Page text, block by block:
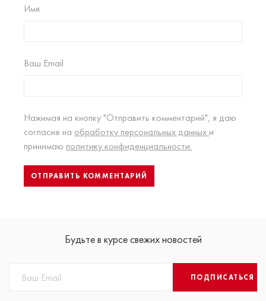
Имя
Ваш Email
Нажимая на кнопку "Отправить комментарий", я даю
согласие на обработку персональных данных и
принимаю политику конфиденциальности.
Будьте в курсе свежих новостей
ПОДПИСАТЬСЯ